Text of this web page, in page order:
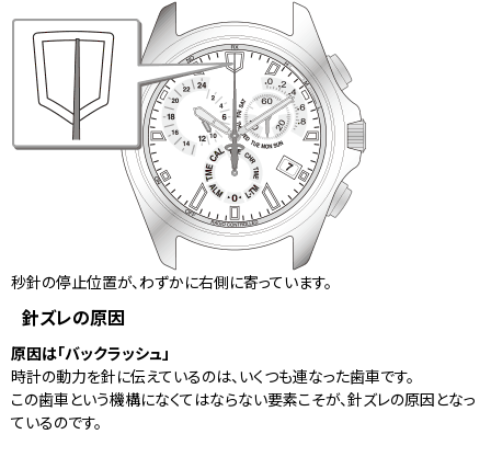
秒針の停止位置が、わずかに右側に寄っています。
針ズレの原因
原因は「バックラッシュ」
時計の動力を針に伝えているのは、いくつも連なった歯車です。
この歯車という機構になくてはならない要素こそが、針ズレの原因となっ
ているのです。